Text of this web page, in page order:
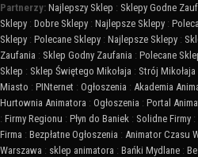
Partnerzy: Najlepszy Sklep : Sklepy Godne
Sklepy : Dobre Sklepy : Najlepsze Sklepy :
Sklepy : Polecane Sklepy : Najlepsze Sklepy :
Zaufania : Sklep Godny Zaufania : Polecane
Sklep : Sklep Świętego Mikołaja : Strój Mikołaja
Miasto : PINternet : Ogłoszenia : Akademia
Hurtownia Animatora : Ogłoszenia : Portal
: Firmy Regionu : Płyn do Baniek : Solidne Firmy :
Firma : Bezpłatne Ogłoszenia : Animator Czasu
Warszawa : sklep animatora : Bańki Mydlane :